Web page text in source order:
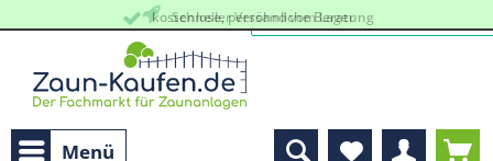
Schneller Versand vom Lager
kostenlose, persöhnliche Beratung
Menü